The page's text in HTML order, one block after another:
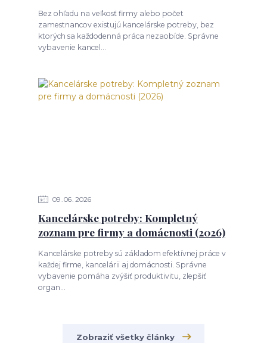
Bez ohľadu na veľkosť firmy alebo počet
zamestnancov existujú kancelárske potreby, bez
ktorých sa každodenná práca nezaobíde. Správne
vybavenie kancel...
09 06 2026
Kancelárske potreby: Kompletný
zoznam pre firmy a domácnosti (2026)
Kancelárske potreby sú základom efektívnej práce v
každej firme, kancelárii aj domácnosti. Správne
vybavenie pomáha zvýšiť produktivitu, zlepšiť
organ...
Zobraziť všetky články